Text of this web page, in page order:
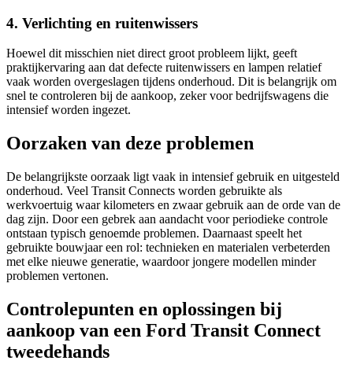
4. Verlichting en ruitenwissers
Hoewel dit misschien niet direct groot probleem lijkt, geeft
praktijkervaring aan dat defecte ruitenwissers en lampen relatief
vaak worden overgeslagen tijdens onderhoud. Dit is belangrijk om
snel te controleren bij de aankoop, zeker voor bedrijfswagens die
intensief worden ingezet.
Oorzaken van deze problemen
De belangrijkste oorzaak ligt vaak in intensief gebruik en uitgesteld
onderhoud. Veel Transit Connects worden gebruikte als
werkvoertuig waar kilometers en zwaar gebruik aan de orde van de
dag zijn. Door een gebrek aan aandacht voor periodieke controle
ontstaan typisch genoemde problemen. Daarnaast speelt het
gebruikte bouwjaar een rol: technieken en materialen verbeterden
met elke nieuwe generatie, waardoor jongere modellen minder
problemen vertonen.
Controlepunten en oplossingen bij
aankoop van een Ford Transit Connect
tweedehands